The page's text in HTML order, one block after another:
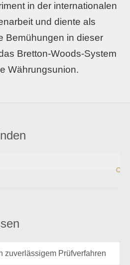
in der internationalen
und diente als
Bemühungen in dieser
Bretton-Woods-System
Währungsunion.
zuverlässigem Prüfverfahren